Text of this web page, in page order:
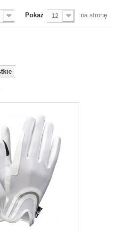
Pokaż 12 na stronę